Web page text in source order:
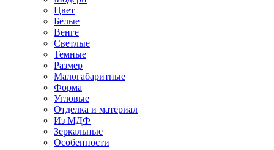
Цвет
Белые
Венге
Светлые
Темные
Размер
Малогабаритные
Форма
Угловые
Отделка и материал
Из МДФ
Зеркальные
Особенности